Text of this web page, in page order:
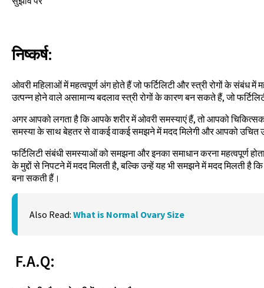
निष्कर्ष:
ओवरी महिलाओं में महत्वपूर्ण अंग होते हैं जो फर्टिलिटी और स्त्री रोगों के संबंध में
उत्पन्न होने वाले असामान्य बदलाव स्त्री रोगों के कारण बन सकते हैं, जो
अगर आपको लगता है कि आपके शरीर में ओवरी समस्याएं हैं, तो आपको
समस्या के साथ बेहतर से वाकई वाकई समझने में मदद मिलेगी और आपको उचित
फर्टिलिटी संबंधी समस्याओं को समझना और इनका समाधान करना महत्वपूर्ण
के मुद्दों से निपटने में मदद मिलती है, बल्कि उन्हें यह भी समझने में मदद मिलती है
बना सकती हैं।
Also Read: What is Normal Ovary Size
F.A.Q: